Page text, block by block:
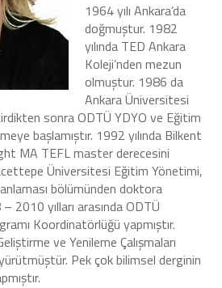
1964 yılı Ankara’da
doğmuştur. 1982
yılında TED Ankara
Koleji’nden mezun
olmuştur. 1986 da
Ankara Üniversitesi
sonra ODTÜ YDYO ve Eğitim
başlamıştır. 1992 yılında Bilkent
MA TEFL master derecesini
Üniversitesi Eğitim Yönetimi,
bölümünden doktora
2010 yılları arasında ODTÜ
Koordinatörlüğü yapmıştır.
ve Yenileme Çalışmaları
Pek çok bilimsel derginin